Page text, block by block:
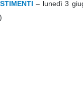
– lunedì 3